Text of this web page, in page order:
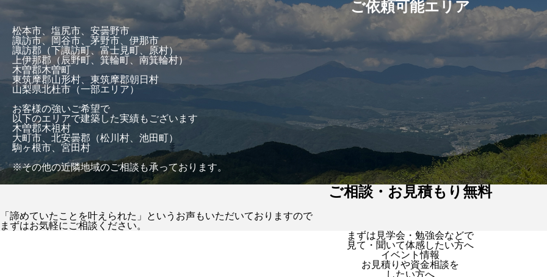
ご依頼可能エリア
松本市、塩尻市、安曇野市
諏訪市、岡谷市、茅野市、伊那市
諏訪郡（下諏訪町、富士見町、原村）
上伊那郡（辰野町、箕輪町、南箕輪村）
木曽郡木曽町
東筑摩郡山形村、東筑摩郡朝日村
山梨県北杜市（一部エリア）
お客様の強いご希望で
以下のエリアで建築した実績もございます
木曽郡木祖村
大町市、北安曇郡（松川村、池田町）
駒ヶ根市、宮田村
※その他の近隣地域のご相談も承っております。
ご相談・お見積もり無料
「諦めていたことを叶えられた」というお声もいただいておりますので
まずはお気軽にご相談ください。
まずは見学会・勉強会などで
見て・聞いて体感したい方へ
イベント情報
お見積りや資金相談を
したい方へ